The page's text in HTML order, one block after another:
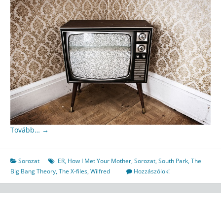
Tovább… →
Sorozat ER, How I Met Your Mother,Sorozat,South Park,The
Big Bang Theory,The X-files,Wilfred Hozzászólok!